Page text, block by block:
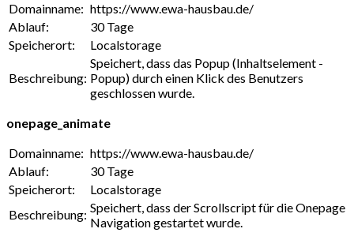
Domainname: https://www.ewa-hausbau.de/
Ablauf:
30 Tage
Speicherort:
Localstorage
Beschreibung:
Speichert, dass das Popup (Inhaltselement -
Popup) durch einen Klick des Benutzers
geschlossen wurde.
onepage_animate
Domainname: https://www.ewa-hausbau.de/
Ablauf:
30 Tage
Speicherort:
Localstorage
Beschreibung: Speichert, dass der Scrollscript für die Onepage
Navigation gestartet wurde.